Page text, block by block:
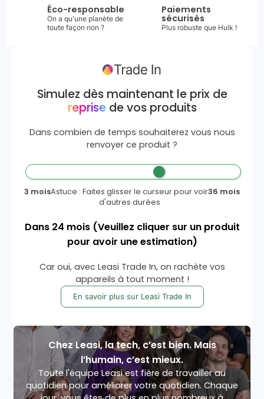
Éco-responsable
On a qu'une planète de
toute façon non ?
Paiements
sécurisés
Plus robuste que Hulk !
Simulez dès maintenant le prix de
reprisede vos produits
Dans combien de temps souhaiterez vous nous
renvoyer ce produit ?
3 moisAstuce : Faites glisser le curseur pour voir
d'autres durées
36 mois
Dans 24 mois (Veuillez cliquer sur un produit
pour avoir une estimation)
Car oui, avec Leasi Trade In, on rachète vos
appareils à tout moment !
En savoir plus sur Leasi Trade In
Chez Leasi, la tech, c’est bien. Mais
l’humain, c’est mieux.
Toute l'équipe Leasi est fière de travailler au
quotidien pour améliorer votre quotidien. Chaque